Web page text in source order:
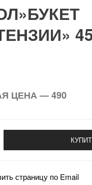
ЦЕНА — 490
страницу по Email